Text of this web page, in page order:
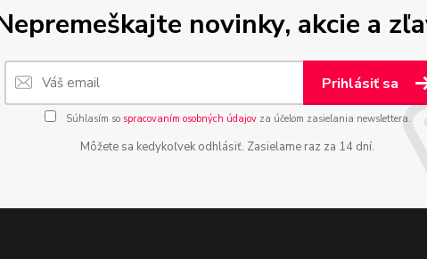
novinky, akcie a
Prihlásiť sa
Súhlasím so spracovaním osobných údajovza účelom zasielania newslettera.
Môžete sa kedykoľvek odhlásiť. Zasielame raz za 14 dní.